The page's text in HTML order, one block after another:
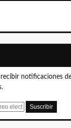
notificaciones